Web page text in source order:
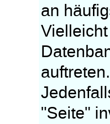
an
auftreten.
"Seite"